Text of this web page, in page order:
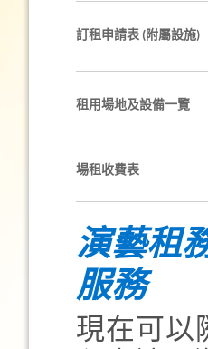
訂租申請表 (附屬設施)
租用場地及設備一覽
場租收費表
演藝租
服務
現在可以